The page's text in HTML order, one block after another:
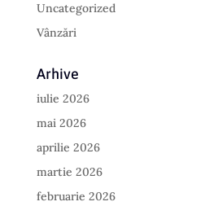
Uncategorized
Vânzări
Arhive
iulie 2026
mai 2026
aprilie 2026
martie 2026
februarie 2026